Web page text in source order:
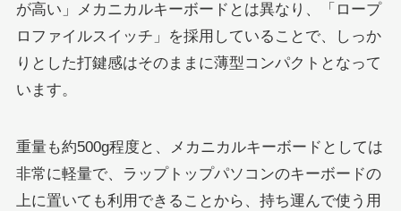
が高い」メカニカルキーボードとは異なり、「ロープ
ロファイルスイッチ」を採用していることで、しっか
りとした打鍵感はそのままに薄型コンパクトとなって
います。
重量も約500g程度と、メカニカルキーボードとしては
非常に軽量で、ラップトップパソコンのキーボードの
上に置いても利用できることから、持ち運んで使う用